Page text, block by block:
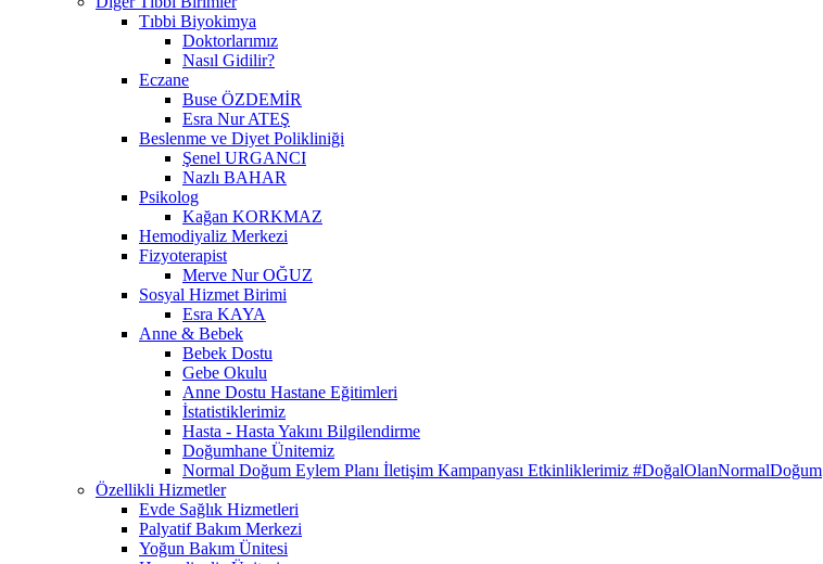
Tıbbi Biyokimya
Doktorlarımız
Nasıl Gidilir?
Eczane
Buse ÖZDEMİR
Esra Nur ATEŞ
Beslenme ve Diyet Polikliniği
Şenel URGANCI
Nazlı BAHAR
Psikolog
Kağan KORKMAZ
Hemodiyaliz Merkezi
Fizyoterapist
Merve Nur OĞUZ
Sosyal Hizmet Birimi
Esra KAYA
Anne & Bebek
Bebek Dostu
Gebe Okulu
Anne Dostu Hastane Eğitimleri
İstatistiklerimiz
Hasta - Hasta Yakını Bilgilendirme
Doğumhane Ünitemiz
Normal Doğum Eylem Planı İletişim Kampanyası Etkinliklerimiz #DoğalOlanNormalDoğum
Özellikli Hizmetler
Evde Sağlık Hizmetleri
Palyatif Bakım Merkezi
Yoğun Bakım Ünitesi